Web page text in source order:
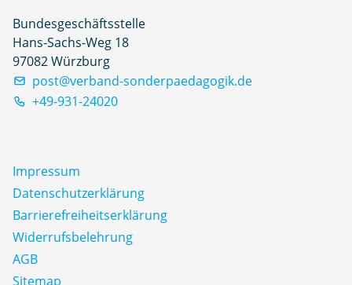
Bundesgeschäftsstelle
Hans-Sachs-Weg 18
97082 Würzburg
post@verband-sonderpaedagogik.de
+49-931-24020
Impressum
Datenschutz­erklärung
Barrierefreiheitserklärung
Widerrufsbelehrung
AGB
Sitemap